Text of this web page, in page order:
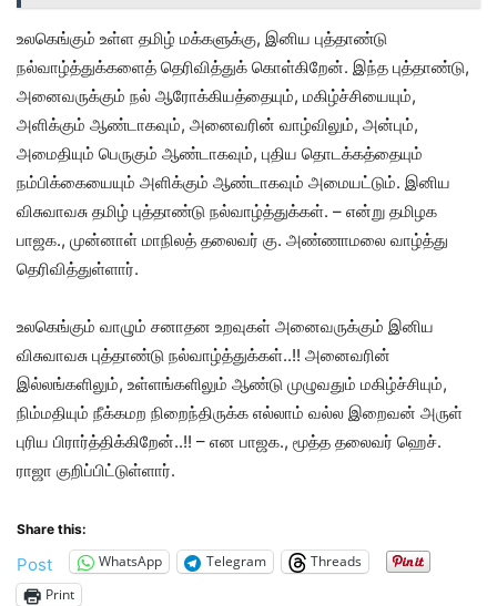
உலகெங்கும் உள்ள தமிழ் மக்களுக்கு, இனிய புத்தாண்டு
நல்வாழ்த்துக்களைத் தெரிவித்துக் கொள்கிறேன். இந்த புத்தாண்டு,
அனைவருக்கும் நல் ஆரோக்கியத்தையும், மகிழ்ச்சியையும்,
அளிக்கும் ஆண்டாகவும், அனைவரின் வாழ்விலும், அன்பும்,
அமைதியும் பெருகும் ஆண்டாகவும், புதிய தொடக்கத்தையும்
நம்பிக்கையையும் அளிக்கும் ஆண்டாகவும் அமையட்டும். இனிய
விசுவாவசு தமிழ் புத்தாண்டு நல்வாழ்த்துக்கள். – என்று தமிழக
பாஜக., முன்னாள் மாநிலத் தலைவர் கு. அண்ணாமலை வாழ்த்து
தெரிவித்துள்ளார்.
உலகெங்கும் வாழும் சனாதன உறவுகள் அனைவருக்கும் இனிய
விசுவாவசு புத்தாண்டு நல்வாழ்த்துக்கள்..!! அனைவரின்
இல்லங்களிலும், உள்ளங்களிலும் ஆண்டு முழுவதும் மகிழ்ச்சியும்,
நிம்மதியும் நீக்கமற நிறைந்திருக்க எல்லாம் வல்ல இறைவன் அருள்
புரிய பிரார்த்திக்கிறேன்..!! – என பாஜக., மூத்த தலைவர் ஹெச்.
ராஜா குறிப்பிட்டுள்ளார்.
Share this:
Post WhatsApp Telegram
Threads
Print